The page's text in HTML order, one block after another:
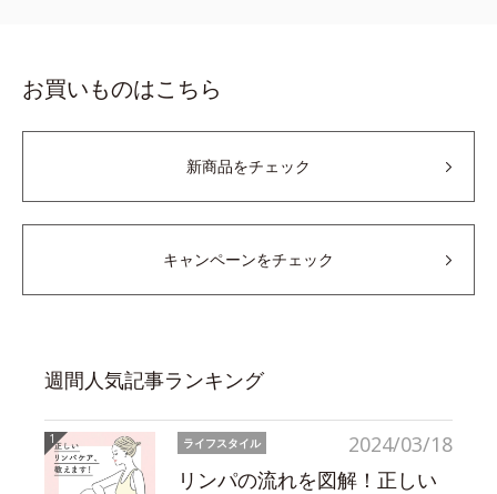
お買いものはこちら
新商品をチェック
キャンペーンをチェック
週間人気記事ランキング
2024/03/18
ライフスタイル
リンパの流れを図解！正しい